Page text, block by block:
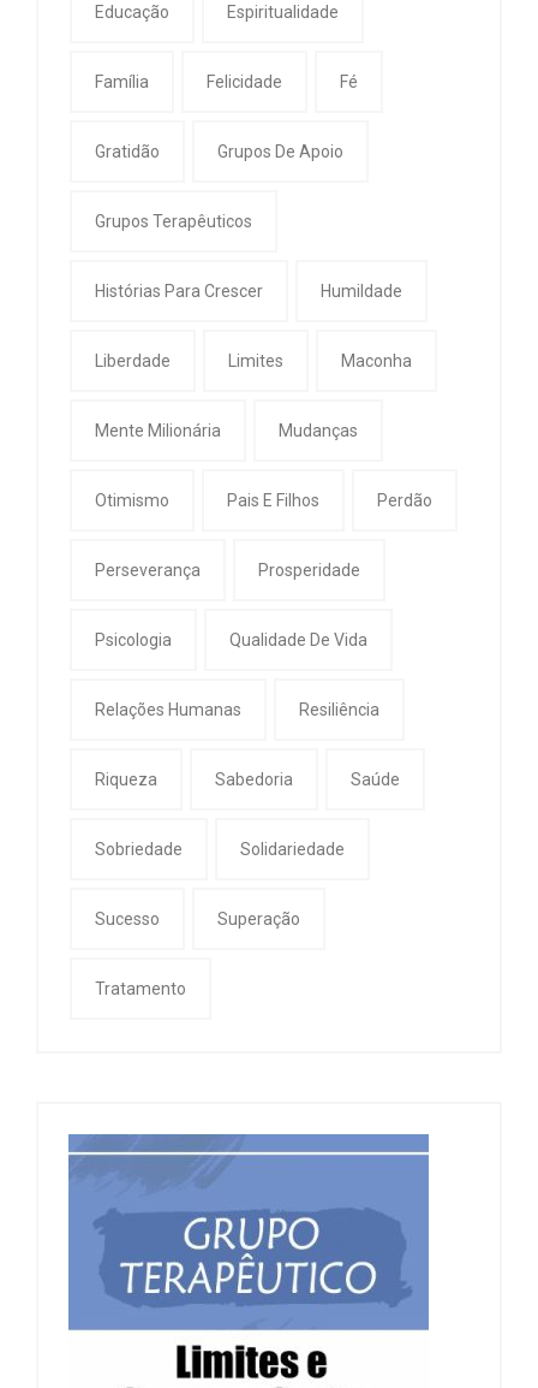
Educação Espiritualidade
Família Felicidade Fé
Gratidão Grupos De Apoio
Grupos Terapêuticos
Histórias Para Crescer Humildade
Liberdade Limites Maconha
Mente Milionária Mudanças
Otimismo Pais E Filhos Perdão
Perseverança Prosperidade
Psicologia Qualidade De Vida
Relações Humanas Resiliência
Riqueza Sabedoria Saúde
Sobriedade Solidariedade
Sucesso Superação
Tratamento